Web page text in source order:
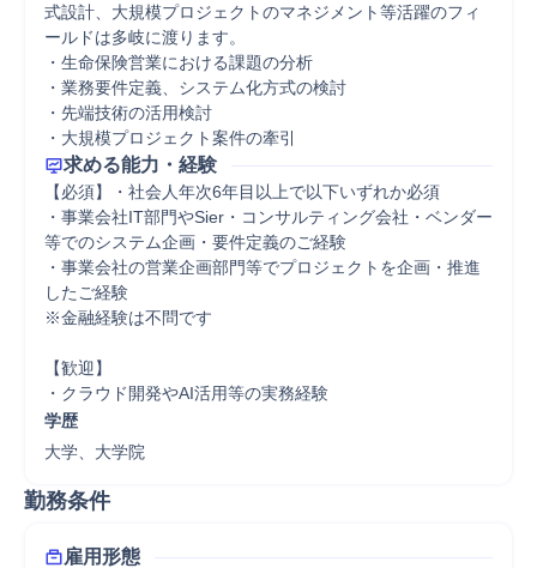
式設計、大規模プロジェクトのマネジメント等活躍のフィ
ールドは多岐に渡ります。
・生命保険営業における課題の分析
・業務要件定義、システム化方式の検討
・先端技術の活用検討
・大規模プロジェクト案件の牽引
求める能力・経験
【必須】・社会人年次6年目以上で以下いずれか必須
・事業会社IT部門やSier・コンサルティング会社・ベンダー
等でのシステム企画・要件定義のご経験
・事業会社の営業企画部門等でプロジェクトを企画・推進
したご経験
※金融経験は不問です
【歓迎】
・クラウド開発やAI活用等の実務経験
学歴
大学、大学院
勤務条件
雇用形態